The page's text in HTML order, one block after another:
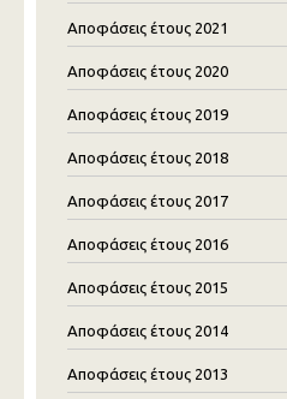
Αποφάσεις έτους 2021
Αποφάσεις έτους 2020
Αποφάσεις έτους 2019
Αποφάσεις έτους 2018
Αποφάσεις έτους 2017
Αποφάσεις έτους 2016
Αποφάσεις έτους 2015
Αποφάσεις έτους 2014
Αποφάσεις έτους 2013